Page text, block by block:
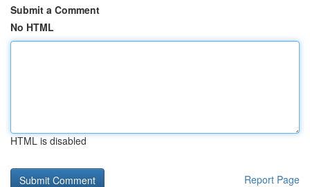
Submit a Comment
No HTML
HTML is disabled
Report Page